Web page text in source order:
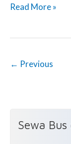
Sikap
dan
atas
Raja
Read More »
← Previous
Sewa Bus